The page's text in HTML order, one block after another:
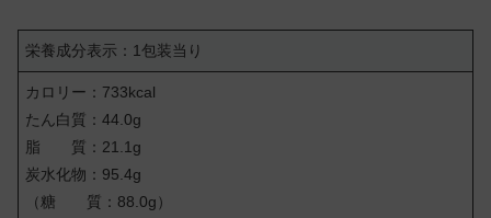
栄養成分表示：1包装当り
カロリー：733kcal
たん白質：44.0g
脂 質：21.1g
炭水化物：95.4g
（糖 質：88.0g）